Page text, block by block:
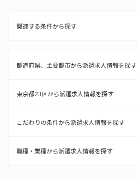
関連する条件から探す
都道府県、主要都市から派遣求人情報を探す
東京都23区から派遣求人情報を探す
こだわりの条件から派遣求人情報を探す
職種・業種から派遣求人情報を探す